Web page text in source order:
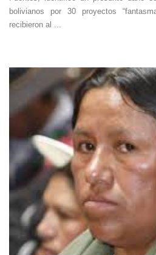
bolivianos por 30 proyectos
recibieron al ...